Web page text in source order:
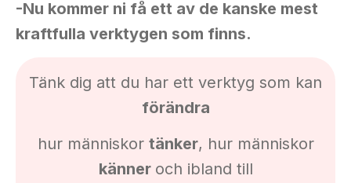
-Nu kommer ni få ett av de kanske mest
kraftfulla verktygen som finns.
Tänk dig att du har ett verktyg som kan
förändra
hur människor tänker, hur människor
känner och ibland till